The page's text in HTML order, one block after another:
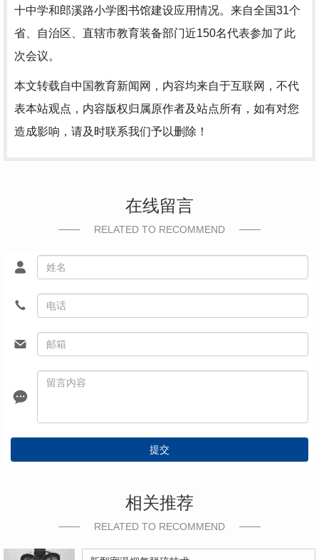
十中学和郎溪路小学图书馆建设应用情况。来自全国31个
省、自治区、直辖市教育装备部门近150名代表参加了此
次会议。
本文转载自中国教育新闻网，内容均来自于互联网，不代
表本站观点，内容版权归属原作者及站点所有，如有对您
造成影响，请及时联系我们予以删除！
在线留言
RELATED TO RECOMMEND
提交
相关推荐
RELATED TO RECOMMEND